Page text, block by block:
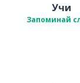
Учи
Запоминай